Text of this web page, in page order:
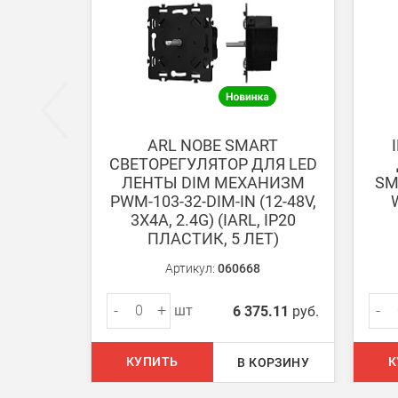
Безналичная оплата по счету
Вы можете оплатить заказ по выставленному
После получения оплаты счета с Вами
Доставка:
Самовывоз
Вы можете самостоятельно забрать заказ в
В Москве (внутри МКАД)
БЕСПЛАТНАЯ доставка при сумме заказа от 7000
ARL NOBE SMART
СВЕТОРЕГУЛЯТОР ДЛЯ LED
ЛЕНТЫ DIM МЕХАНИЗМ
PWM-103-32-DIM-IN (12-48V,
3Х4A, 2.4G) (IARL, IP20
ПЛАСТИК, 5 ЛЕТ)
Артикул: 060668
- + шт 6 375.11 руб.
КУПИТЬ В КОРЗИНУ
-